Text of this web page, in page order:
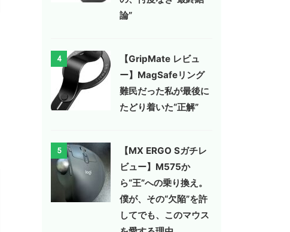
論”
4
【GripMate レビュ
ー】MagSafeリング
難民だった私が最後に
たどり着いた“正解”
5
【MX ERGO Sガチレ
ビュー】M575か
ら“王”への乗り換え。
僕が、その“欠陥”を許
してでも、このマウス